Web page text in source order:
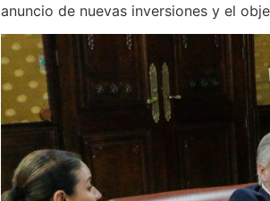
anuncio de nuevas inversiones y el